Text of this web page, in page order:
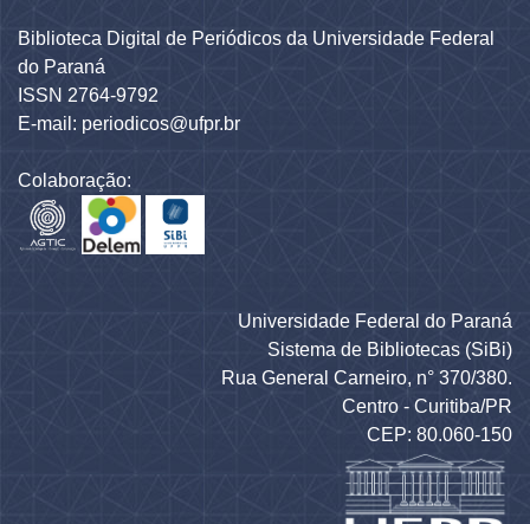
Biblioteca Digital de Periódicos da Universidade Federal
do Paraná
ISSN 2764-9792
E-mail: periodicos@ufpr.br
Colaboração:
Universidade Federal do Paraná
Sistema de Bibliotecas (SiBi)
Rua General Carneiro, n° 370/380.
Centro - Curitiba/PR
CEP: 80.060-150